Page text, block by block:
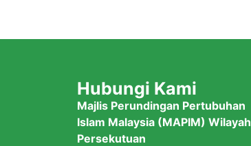
Hubungi Kami
Majlis Perundingan Pertubuhan
Islam Malaysia (MAPIM) Wilayah
Persekutuan